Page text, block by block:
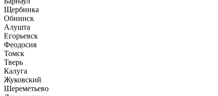
Щербинка
Обнинск
Алушта
Егорьевск
Феодосия
Томск
Тверь
Калуга
Жуковский
Шереметьево